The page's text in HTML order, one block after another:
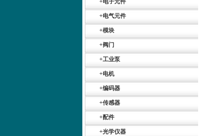
+电子元件
+电气元件
+模块
+阀门
+工业泵
+电机
+编码器
+传感器
+配件
+光学仪器